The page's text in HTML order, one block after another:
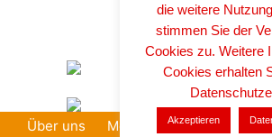
Über uns Mediadaten
die weitere
stimmen Sie der
Cookies zu. Weitere
Cookies erhalten
Akzeptieren